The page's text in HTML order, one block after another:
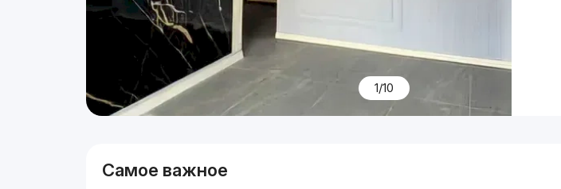
1/10
Самое важное